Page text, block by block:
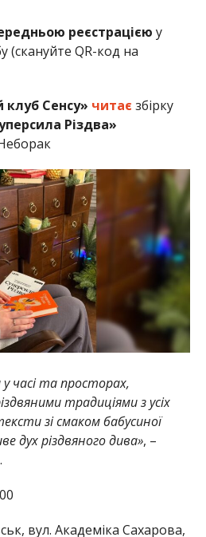
реєстрацією у
(скануйте QR-код на
Сенсу» читає збірку
Різдва»
часі та просторах,
традиціями з усіх
зі смаком бабусиної
дух різдвяного дива», –
вул. Академіка Сахарова,